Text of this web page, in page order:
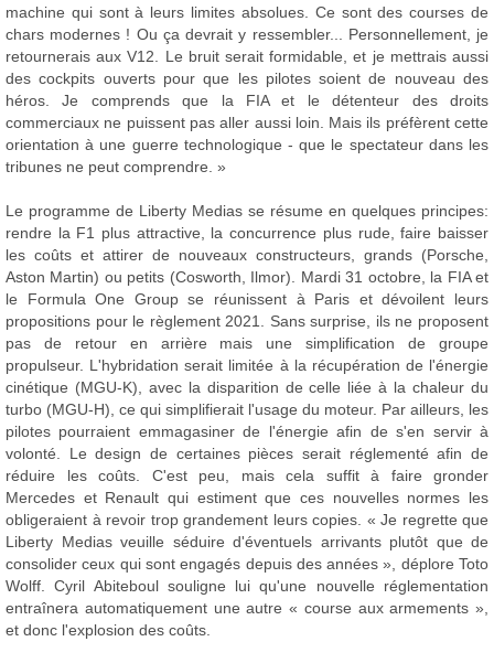
machine qui sont à leurs limites absolues. Ce sont des courses de
chars modernes ! Ou ça devrait y ressembler... Personnellement, je
retournerais aux V12. Le bruit serait formidable, et je mettrais aussi
des cockpits ouverts pour que les pilotes soient de nouveau des
héros. Je comprends que la FIA et le détenteur des droits
commerciaux ne puissent pas aller aussi loin. Mais ils préfèrent cette
orientation à une guerre technologique - que le spectateur dans les
tribunes ne peut comprendre. »
Le programme de Liberty Medias se résume en quelques principes:
rendre la F1 plus attractive, la concurrence plus rude, faire baisser
les coûts et attirer de nouveaux constructeurs, grands (Porsche,
Aston Martin) ou petits (Cosworth, Ilmor). Mardi 31 octobre, la FIA et
le Formula One Group se réunissent à Paris et dévoilent leurs
propositions pour le règlement 2021. Sans surprise, ils ne proposent
pas de retour en arrière mais une simplification de groupe
propulseur. L'hybridation serait limitée à la récupération de l'énergie
cinétique (MGU-K), avec la disparition de celle liée à la chaleur du
turbo (MGU-H), ce qui simplifierait l'usage du moteur. Par ailleurs, les
pilotes pourraient emmagasiner de l'énergie afin de s'en servir à
volonté. Le design de certaines pièces serait réglementé afin de
réduire les coûts. C'est peu, mais cela suffit à faire gronder
Mercedes et Renault qui estiment que ces nouvelles normes les
obligeraient à revoir trop grandement leurs copies. « Je regrette que
Liberty Medias veuille séduire d'éventuels arrivants plutôt que de
consolider ceux qui sont engagés depuis des années », déplore Toto
Wolff. Cyril Abiteboul souligne lui qu'une nouvelle réglementation
entraînera automatiquement une autre « course aux armements »,
et donc l'explosion des coûts.